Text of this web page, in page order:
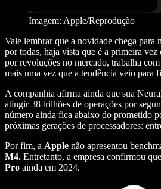
Imagem: Apple/Reprodução
Vale lembrar que a novidade chega para
por todas, haja vista que é a primeira vez
por revoluções no mercado, trabalha
mais uma vez que a tendência veio para
A companhia afirma ainda que sua
atingir 38 trilhões de operações por
número ainda fica abaixo do prometido
próximas gerações de processadores:
Por fim, a Apple não apresentou
M4. Entretanto, a empresa confirmou
Pro ainda em 2024.